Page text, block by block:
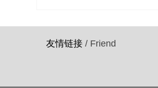
友情链接 / Friend